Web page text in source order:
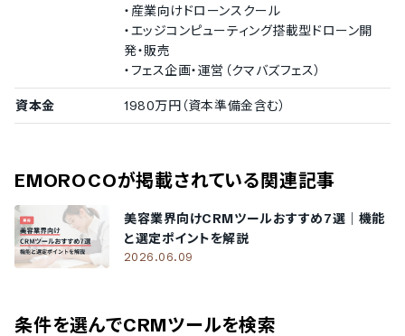
・産業向けドローンスクール
・エッジコンピューティング搭載型ドローン開
発・販売
・フェス企画・運営（クマバズフェス）
資本金 1980万円（資本準備金含む）
EMOROCOが掲載されている関連記事
美容業界向けCRMツールおすすめ7選｜機能
と選定ポイントを解説
2026.06.09
条件を選んでCRMツールを検索